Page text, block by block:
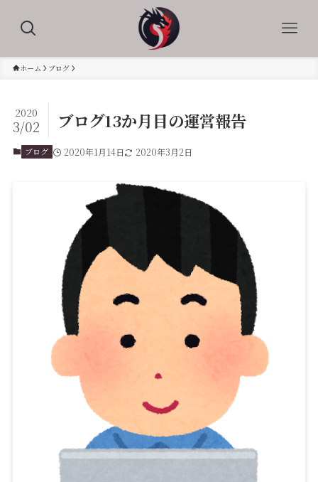
ホーム ブログ
ブログ13か月目の運営報告
2020
3/02
ブログ 2020年1月14日 2020年3月2日